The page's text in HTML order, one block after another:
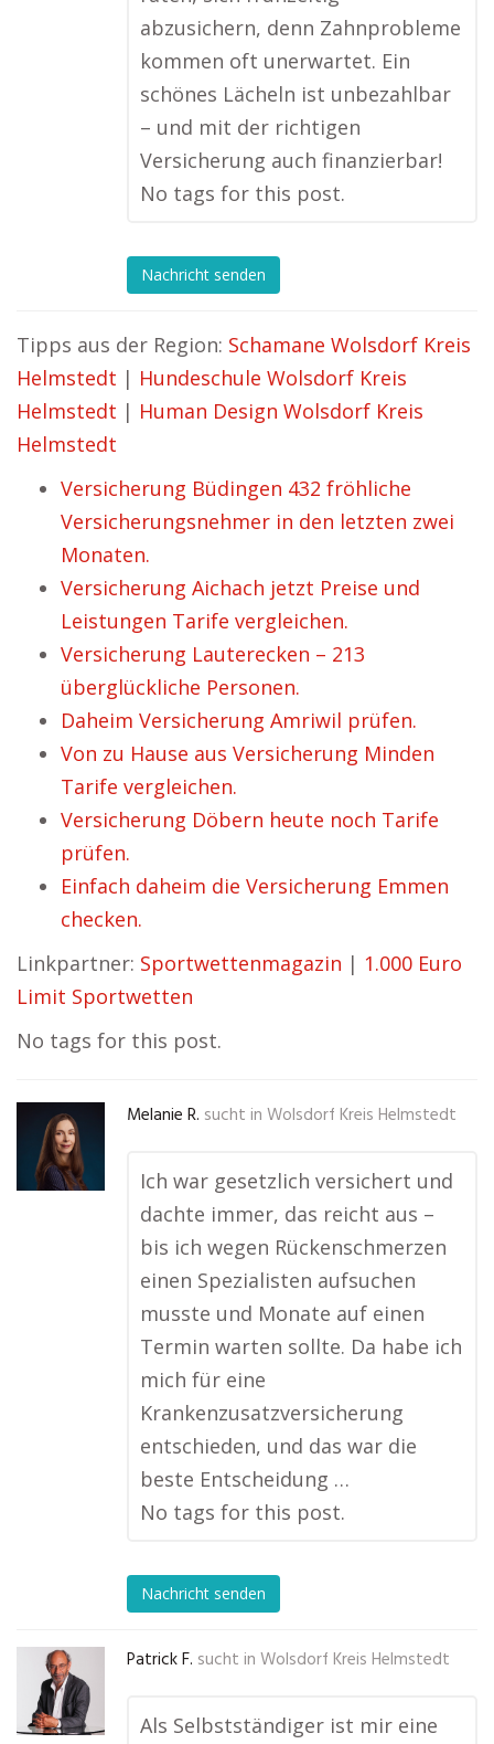
abzusichern, denn Zahnprobleme
kommen oft unerwartet. Ein
schönes Lächeln ist unbezahlbar
– und mit der richtigen
Versicherung auch finanzierbar!
No tags for this post.
Nachricht senden
Tipps aus der Region: Schamane Wolsdorf Kreis
Helmstedt | Hundeschule Wolsdorf Kreis
Helmstedt | Human Design Wolsdorf Kreis
Helmstedt
Versicherung Büdingen 432 fröhliche
Versicherungsnehmer in den letzten zwei
Monaten.
Versicherung Aichach jetzt Preise und
Leistungen Tarife vergleichen.
Versicherung Lauterecken – 213
überglückliche Personen.
Daheim Versicherung Amriwil prüfen.
Von zu Hause aus Versicherung Minden
Tarife vergleichen.
Versicherung Döbern heute noch Tarife
prüfen.
Einfach daheim die Versicherung Emmen
checken.
Linkpartner: Sportwettenmagazin | 1.000 Euro
Limit Sportwetten
No tags for this post.
Melanie R. sucht in Wolsdorf Kreis Helmstedt
Ich war gesetzlich versichert und
dachte immer, das reicht aus –
bis ich wegen Rückenschmerzen
einen Spezialisten aufsuchen
musste und Monate auf einen
Termin warten sollte. Da habe ich
mich für eine
Krankenzusatzversicherung
entschieden, und das war die
beste Entscheidung …
No tags for this post.
Nachricht senden
Patrick F. sucht in Wolsdorf Kreis Helmstedt
Als Selbstständiger ist mir eine